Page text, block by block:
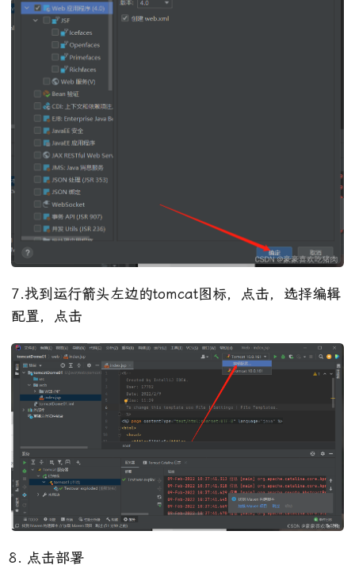
7.找到运行箭头左边的tomcat图标，点击，选择编辑
配置，点击
点击部署